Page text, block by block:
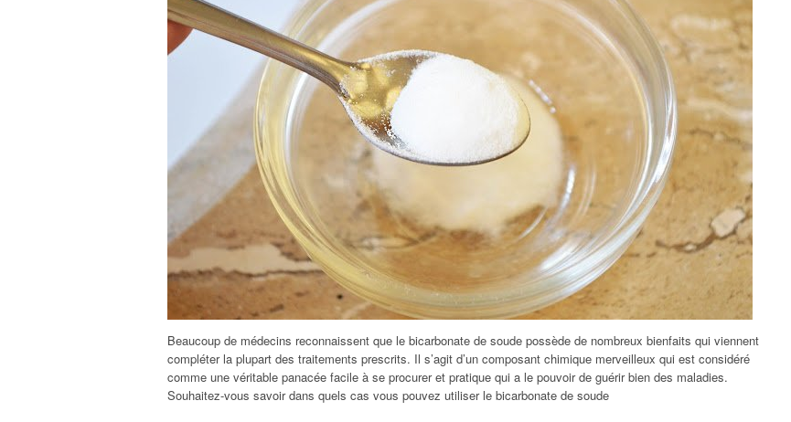
Beaucoup de médecins reconnaissent que le bicarbonate de soude possède de nombreux bienfaits qui viennent
compléter la plupart des traitements prescrits. Il s’agit d’un composant chimique merveilleux qui est considéré
comme une véritable panacée facile à se procurer et pratique qui a le pouvoir de guérir bien des maladies.
Souhaitez-vous savoir dans quels cas vous pouvez utiliser le bicarbonate de soude